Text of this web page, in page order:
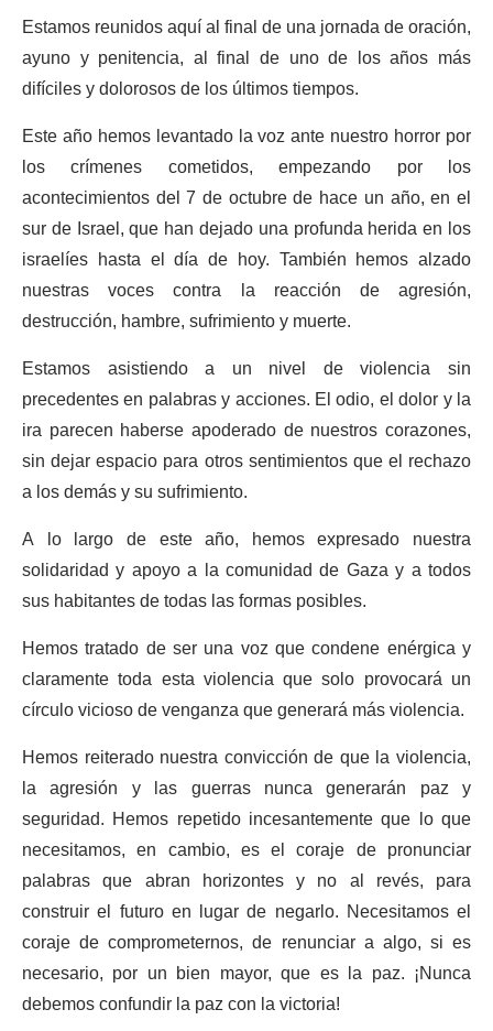
Estamos reunidos aquí al final de una jornada de oración,
ayuno y penitencia, al final de uno de los años más
difíciles y dolorosos de los últimos tiempos.
Este año hemos levantado la voz ante nuestro horror por
los crímenes cometidos, empezando por los
acontecimientos del 7 de octubre de hace un año, en el
sur de Israel, que han dejado una profunda herida en los
israelíes hasta el día de hoy. También hemos alzado
nuestras voces contra la reacción de agresión,
destrucción, hambre, sufrimiento y muerte.
Estamos asistiendo a un nivel de violencia sin
precedentes en palabras y acciones. El odio, el dolor y la
ira parecen haberse apoderado de nuestros corazones,
sin dejar espacio para otros sentimientos que el rechazo
a los demás y su sufrimiento.
A lo largo de este año, hemos expresado nuestra
solidaridad y apoyo a la comunidad de Gaza y a todos
sus habitantes de todas las formas posibles.
Hemos tratado de ser una voz que condene enérgica y
claramente toda esta violencia que solo provocará un
círculo vicioso de venganza que generará más violencia.
Hemos reiterado nuestra convicción de que la violencia,
la agresión y las guerras nunca generarán paz y
seguridad. Hemos repetido incesantemente que lo que
necesitamos, en cambio, es el coraje de pronunciar
palabras que abran horizontes y no al revés, para
construir el futuro en lugar de negarlo. Necesitamos el
coraje de comprometernos, de renunciar a algo, si es
necesario, por un bien mayor, que es la paz. ¡Nunca
debemos confundir la paz con la victoria!